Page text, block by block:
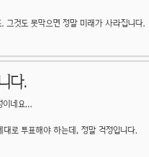
그것도 못막으면 정말 미래가 사라집니다.
다.
이네요...
대로 투표해야 하는데, 정말 걱정입니다.